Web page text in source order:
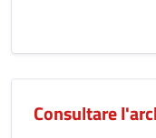
Consultare